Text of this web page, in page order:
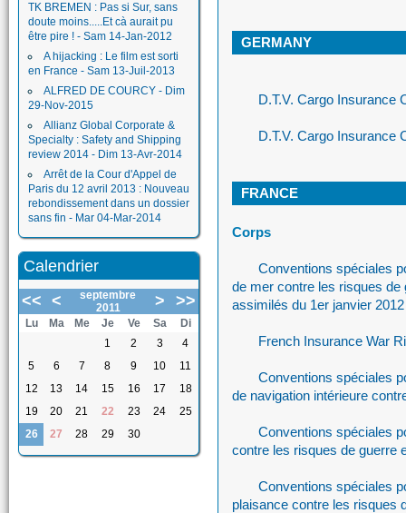
TK BREMEN : Pas si Sur, sans
doute moins.....Et cà aurait pu
être pire ! - Sam 14-Jan-2012
A hijacking : Le film est sorti
en France - Sam 13-Juil-2013
ALFRED DE COURCY - Dim
29-Nov-2015
Allianz Global Corporate &
Specialty : Safety and Shipping
review 2014 - Dim 13-Avr-2014
Arrêt de la Cour d'Appel de
Paris du 12 avril 2013 : Nouveau
rebondissement dans un dossier
sans fin - Mar 04-Mar-2014
Calendrier
<< <
septembre
2011
> >>
Lu Ma Me Je Ve Sa
Di
1
2 3
4
5
6 7 8 9 10
11
12
13 14 15 16 17
18
19
20 21 22 23 24
25
26
27 28 29 30
GERMANY
D.T.V. Cargo Insurance
D.T.V. Cargo Insurance
FRANCE
Corps
Conventions spéciales
de mer contre les risques de
assimilés du 1er janvier 2012
French Insurance War
Conventions spéciales
de navigation intérieure
Conventions spéciales
contre les risques de guerre
Conventions spéciales
plaisance contre les risques